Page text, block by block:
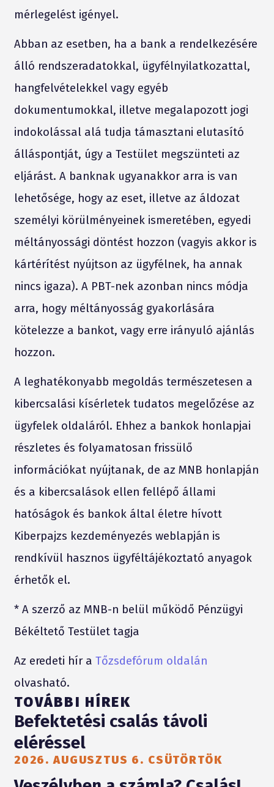
mérlegelést igényel.
Abban az esetben, ha a bank a rendelkezésére
álló rendszeradatokkal, ügyfélnyilatkozattal,
hangfelvételekkel vagy egyéb
dokumentumokkal, illetve megalapozott jogi
indokolással alá tudja támasztani elutasító
álláspontját, úgy a Testület megszünteti az
eljárást. A banknak ugyanakkor arra is van
lehetősége, hogy az eset, illetve az áldozat
személyi körülményeinek ismeretében, egyedi
méltányossági döntést hozzon (vagyis akkor is
kártérítést nyújtson az ügyfélnek, ha annak
nincs igaza). A PBT-nek azonban nincs módja
arra, hogy méltányosság gyakorlására
kötelezze a bankot, vagy erre irányuló ajánlás
hozzon.
A leghatékonyabb megoldás természetesen a
kibercsalási kísérletek tudatos megelőzése az
ügyfelek oldaláról. Ehhez a bankok honlapjai
részletes és folyamatosan frissülő
információkat nyújtanak, de az MNB honlapján
és a kibercsalások ellen fellépő állami
hatóságok és bankok által életre hívott
Kiberpajzs kezdeményezés weblapján is
rendkívül hasznos ügyféltájékoztató anyagok
érhetők el.
* A szerző az MNB-n belül működő Pénzügyi
Békéltető Testület tagja
Az eredeti hír a Tőzsdefórum oldalán
olvasható.
TOVÁBBI HÍREK
Befektetési csalás távoli
eléréssel
2026. AUGUSZTUS 6. CSÜTÖRTÖK